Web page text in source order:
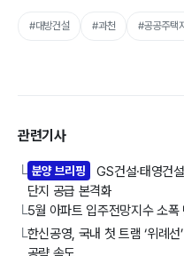
#대방건설 #과천 #공공주택
관련기사
└ 분양 브리핑
GS건설·태영건
단지 공급 본격화
└5월 아파트 입주전망지수 소
└한신공영, 국내 첫 트램 ‘위례